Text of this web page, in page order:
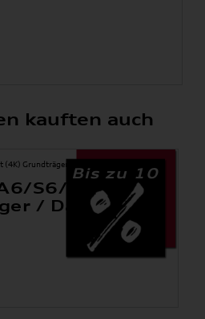
kauften auch
Bis zu 10
S6/RS6 Avant
/ Dachträger